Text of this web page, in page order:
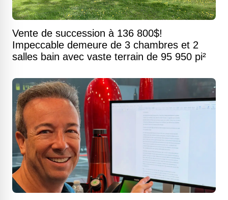
Vente de succession à 136 800$!
Impeccable demeure de 3 chambres et 2
salles bain avec vaste terrain de 95 950 pi²